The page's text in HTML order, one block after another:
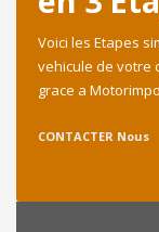
Voici les Etapes
vehicule de votre
grace a
CONTACTER Nous